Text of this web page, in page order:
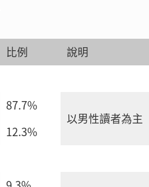
比例
說明
87.7%
以男性讀者為主
12.3%